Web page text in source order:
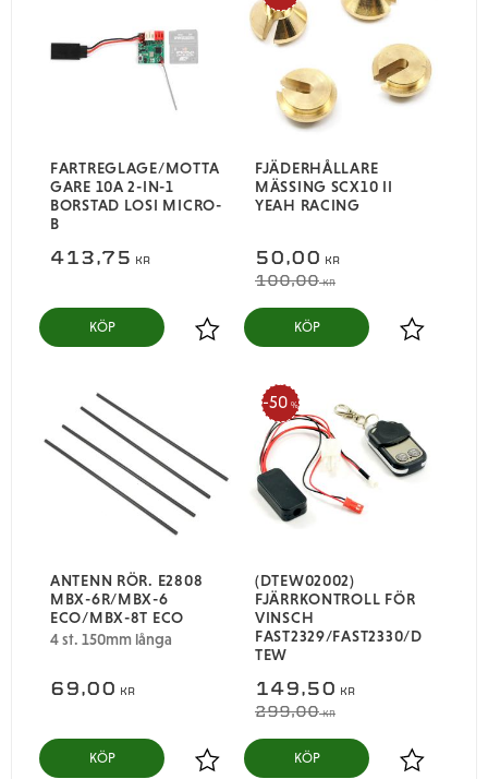
FARTREGLAGE/MOTTA
GARE 10A 2-IN-1
BORSTAD LOSI MICRO-
B
413,75 KR
Lägg till i favoriter
KÖP
FJÄDERHÅLLARE
MÄSSING SCX10 II
YEAH RACING
50,00 KR
100,00KR
Lägg till i
KÖP
ANTENN RÖR. E2808
MBX-6R/MBX-6
ECO/MBX-8T ECO
4 st. 150mm långa
69,00 KR
Lägg till i favoriter
KÖP
(DTEW02002)
FJÄRRKONTROLL FÖR
VINSCH
FAST2329/FAST2330/D
TEW
149,50 KR
299,00KR
50 %
Lägg till i
KÖP